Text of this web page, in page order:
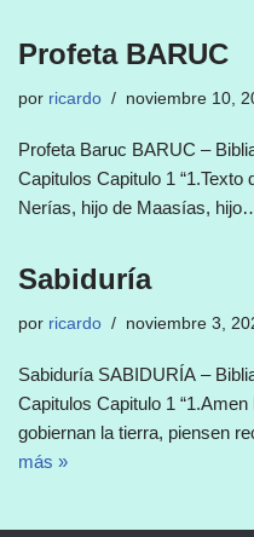
Profeta BARUC
por ricardo noviembre 10,
Profeta Baruc BARUC –
Capitulos Capitulo 1
Nerías, hijo de Maasías,
Sabiduría
por ricardo noviembre 3,
Sabiduría SABIDURÍA –
Capitulos Capitulo 1
gobiernan la tierra, piensen
más »